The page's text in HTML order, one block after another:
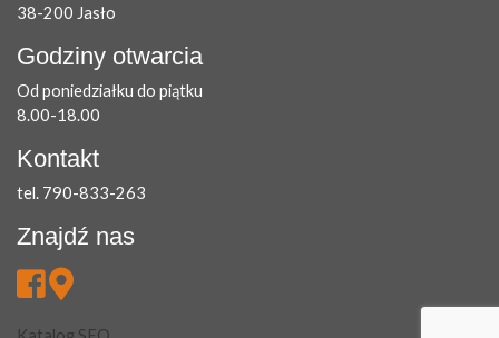
38-200 Jasło
Godziny otwarcia
Od poniedziałku do piątku
8.00-18.00
Kontakt
tel. 790-833-263
Znajdź nas